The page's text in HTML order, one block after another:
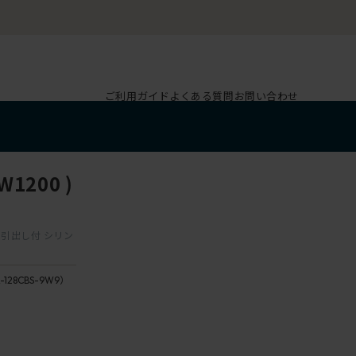
ご利用ガイド よくある質問お問い合わせ
)
出し付 シリン
128CBS-9W9）